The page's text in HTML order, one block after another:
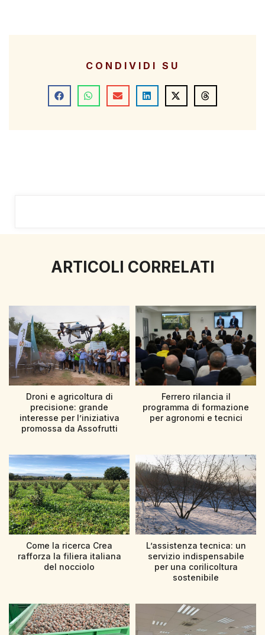
CONDIVIDI SU
ARTICOLI CORRELATI
Droni e agricoltura di
precisione: grande
interesse per l’iniziativa
promossa da Assofrutti
Ferrero rilancia il
programma di formazione
per agronomi e tecnici
Come la ricerca Crea
rafforza la filiera italiana
del nocciolo
L’assistenza tecnica: un
servizio indispensabile
per una corilicoltura
sostenibile